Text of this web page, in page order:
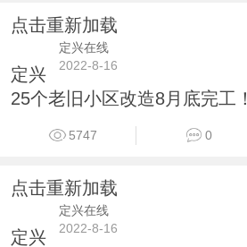
点击重新加载
定兴在线
2022-8-16
定兴
25个老旧小区改造8月底完工！
5747 0
点击重新加载
定兴在线
2022-8-16
定兴